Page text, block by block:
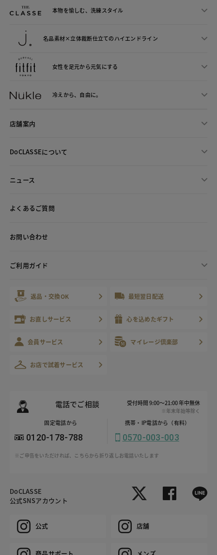
本物を愉しむ、洗練スタイル
名品素材×立体裁断仕立てのハイエンドライン
女性を足元から元気にする
冷えから、 自由に。
店舗案内
DoCLASSEについて
ニュース
よくあるご質問
お問い合わせ
ご利用ガイド
返品・交換OK 最短翌日配送
お直しサービス 心を込めたギフト
会員サービス マイレージ倶楽部
お店で試着サービス
電話でご相談 受付時間 9:00～21:00 年中無休
※年末年始等除く
固定電話から
0120-178-788
携帯・IP電話から（有料）
0570-003-003
※ご申告をいただければ、こちらから折り返しお電話いたします
DoCLASSE
公式SNSアカウント
公式 店舗